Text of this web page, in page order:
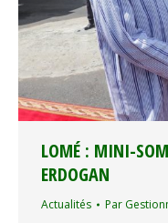
LOMÉ : MINI-
ERDOGAN
Actualités Par